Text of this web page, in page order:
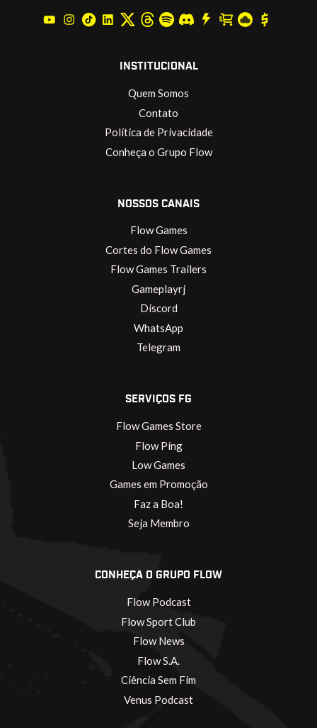
INSTITUCIONAL
Quem Somos
Contato
Política de Privacidade
Conheça o Grupo Flow
NOSSOS CANAIS
Flow Games
Cortes do Flow Games
Flow Games Trailers
Gameplayrj
Discord
WhatsApp
Telegram
SERVIÇOS FG
Flow Games Store
Flow Ping
Low Games
Games em Promoção
Faz a Boa!
Seja Membro
CONHEÇA O GRUPO FLOW
Flow Podcast
Flow Sport Club
Flow News
Flow S.A.
Ciência Sem Fim
Venus Podcast